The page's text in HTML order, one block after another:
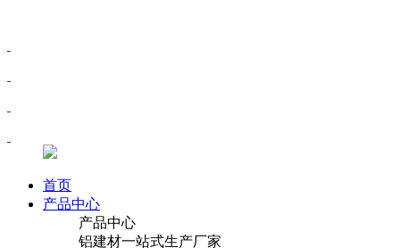
首页
产品中心
产品中心
铝建材一站式生产厂家